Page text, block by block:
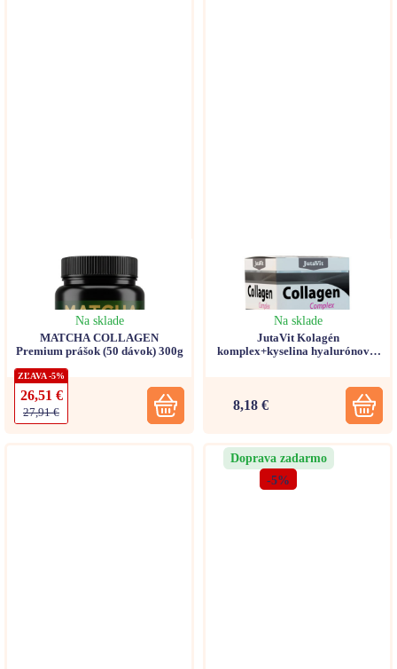
Na sklade
MATCHA COLLAGEN
Premium prášok (50 dávok) 300g
ZĽAVA -5%
26,51 €
27,91 €
Na sklade
JutaVit Kolagén
komplex+kyselina hyalurónová,
8,18 €
Doprava zadarmo
-5%